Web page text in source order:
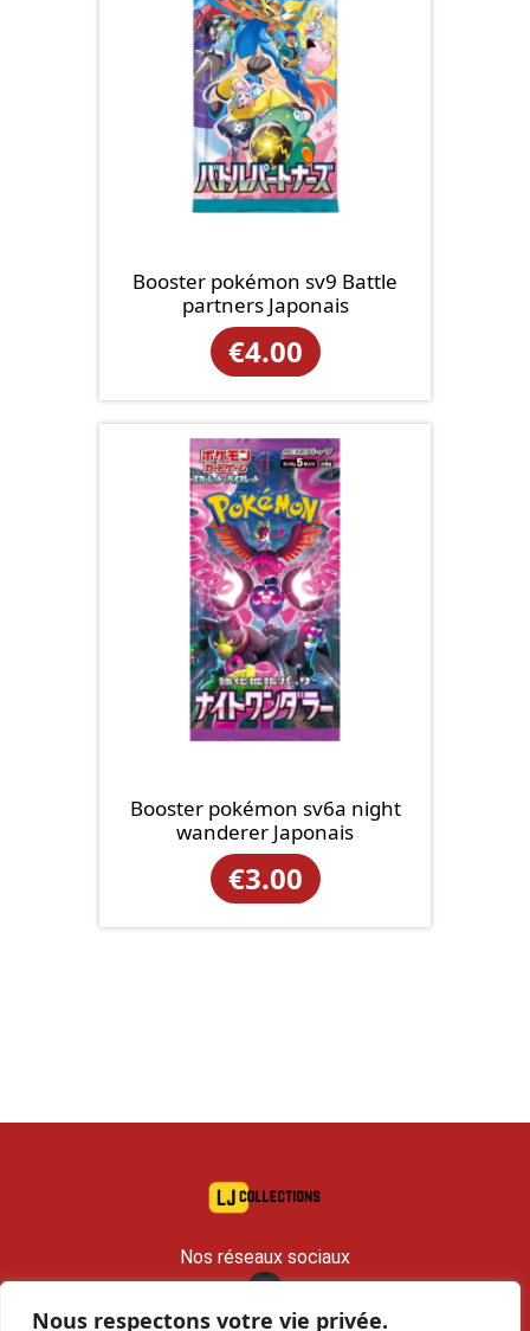
Nous respectons votre vie privée.
Booster pokémon sv9 Battle
partners Japonais
€4.00
Booster pokémon sv6a night
wanderer Japonais
€3.00
Nos réseaux sociaux
contact@lj-collections.com